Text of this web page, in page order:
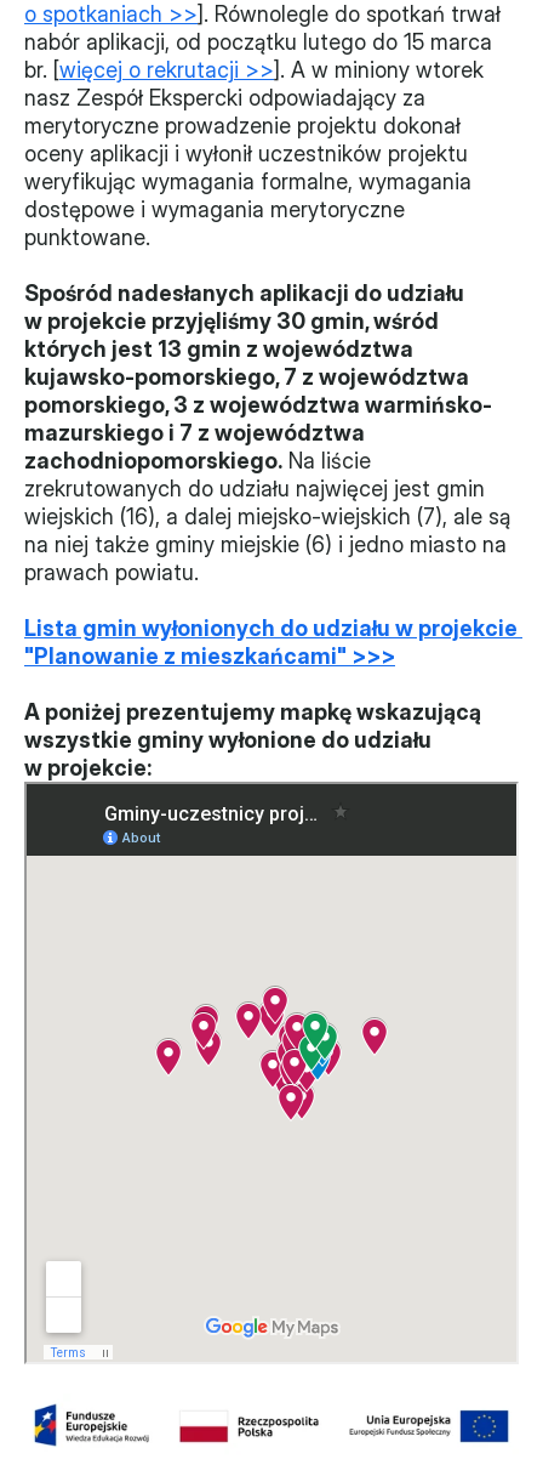
Forum Dobrego Prawa
Certyfikujemy
Certyfikat
Edycja 2024
Laureaci
o spotkaniach >>]. Równolegle do spotkań trwał
nabór aplikacji, od początku lutego do 15 marca
br. [więcej o rekrutacji >>]. A w miniony wtorek
nasz Zespół Ekspercki odpowiadający za
merytoryczne prowadzenie projektu dokonał
oceny aplikacji i wyłonił uczestników projektu
weryfikując wymagania formalne, wymagania
dostępowe i wymagania merytoryczne
punktowane.
Spośród nadesłanych aplikacji do udziału
w projekcie przyjęliśmy 30 gmin, wśród
których jest 13 gmin z województwa
kujawsko-pomorskiego, 7 z województwa
pomorskiego, 3 z województwa warmińsko-
mazurskiego i 7 z województwa
zachodniopomorskiego. Na liście
zrekrutowanych do udziału najwięcej jest gmin
wiejskich (16), a dalej miejsko-wiejskich (7), ale są
na niej także gminy miejskie (6) i jedno miasto na
prawach powiatu.
Lista gmin wyłonionych do udziału w projekcie
"Planowanie z mieszkańcami" >>>
A poniżej prezentujemy mapkę wskazującą
wszystkie gminy wyłonione do udziału
w projekcie: